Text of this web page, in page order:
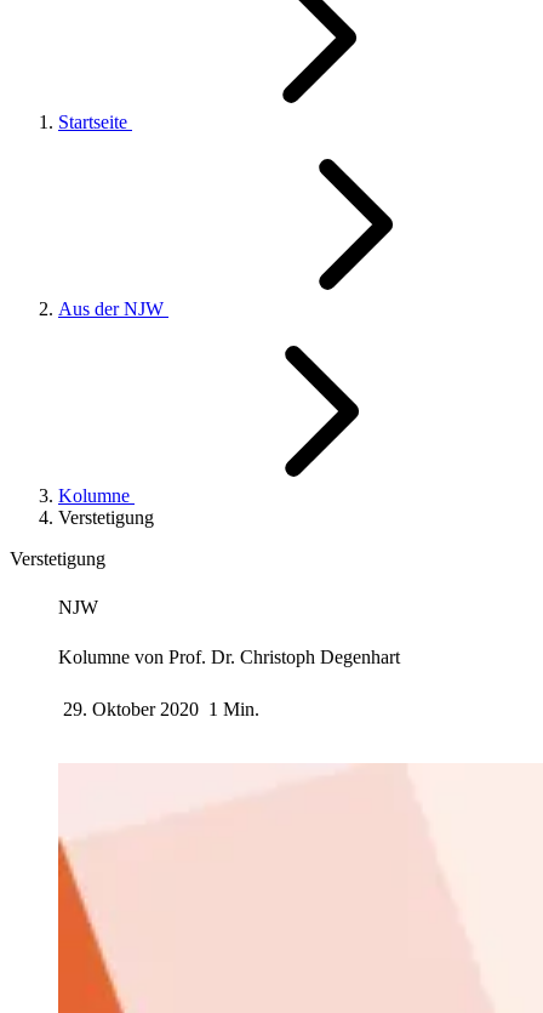
Startseite
Aus der NJW
Kolumne
Verstetigung
Verstetigung
NJW
Kolumne von Prof. Dr. Christoph Degenhart
29. Oktober 2020 1 Min.